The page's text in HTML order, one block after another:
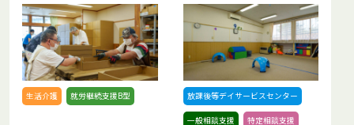
生活介護 就労継続支援B型 放課後等デイサービスセンター
一般相談支援 特定相談支援